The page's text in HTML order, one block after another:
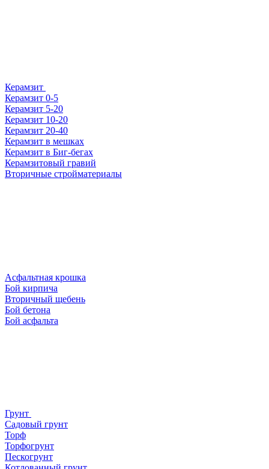
Керамзит
Керамзит 0-5
Керамзит 5-20
Керамзит 10-20
Керамзит 20-40
Керамзит в мешках
Керамзит в Биг-бегах
Керамзитовый гравий
Вторичные стройматериалы
Асфальтная крошка
Бой кирпича
Вторичный щебень
Бой бетона
Бой асфальта
Грунт
Садовый грунт
Торф
Торфогрунт
Пескогрунт